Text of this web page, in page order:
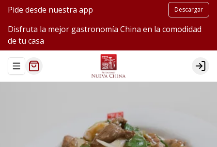
Pide desde nuestra app Descargar
Disfruta la mejor gastronomía China en la comodidad
de tu casa
Abrir menu de navegación Login